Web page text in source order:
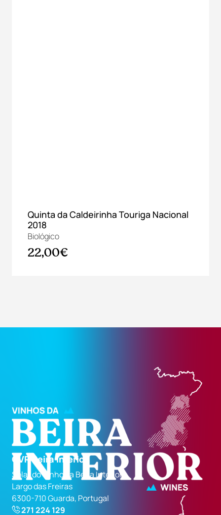
Quinta da Caldeirinha Touriga Nacional
2018
Biológico
22,00€
CVR Beira Interior
Solar do Vinho da Beira Interior
Largo das Freiras
6300-710 Guarda, Portugal
271 224 129